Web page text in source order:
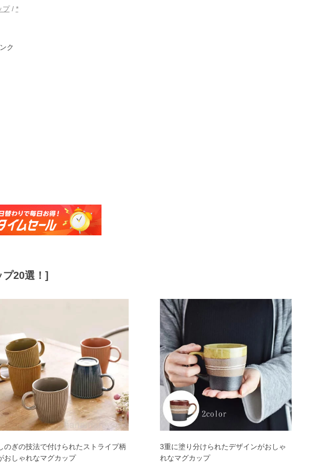
プ/ *
ク
20選！]
のぎの技法で付けられたストライプ柄
おしゃれなマグカップ
3重に塗り分けられたデザインがおしゃ
れなマグカップ